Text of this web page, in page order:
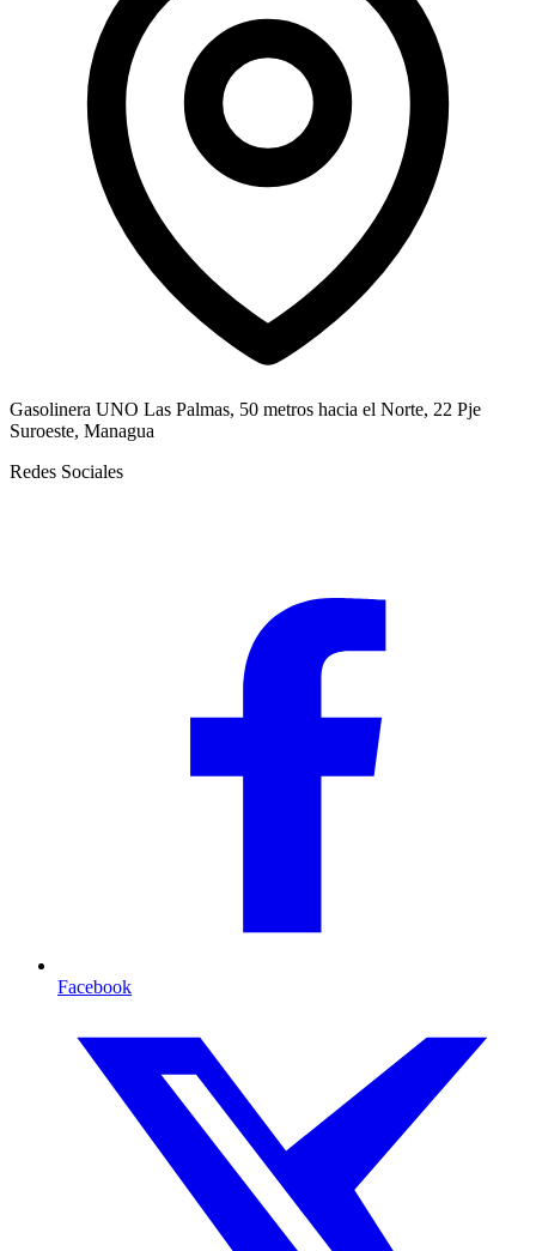
Gasolinera UNO Las Palmas, 50 metros hacia el Norte, 22 Pje
Suroeste, Managua
Redes Sociales
Facebook